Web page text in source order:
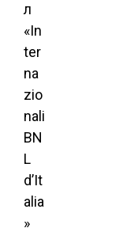
л
«In
ter
na
zio
nali
BN
L
d’It
alia
»